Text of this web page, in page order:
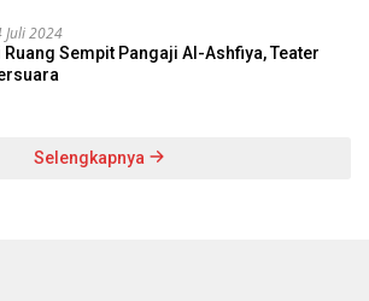
Juli 2024
Ruang Sempit Pangaji Al-Ashfiya, Teater
Selengkapnya